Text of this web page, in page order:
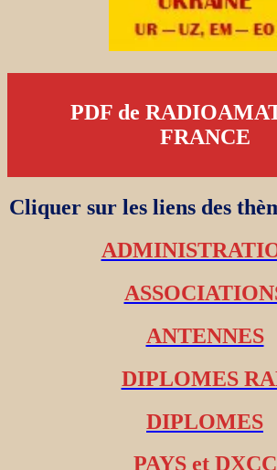
PDF de
FRANCE
Cliquer sur les liens des
ANTENNES
DIPLOMES
DIPLOMES
PAYS et DXCC